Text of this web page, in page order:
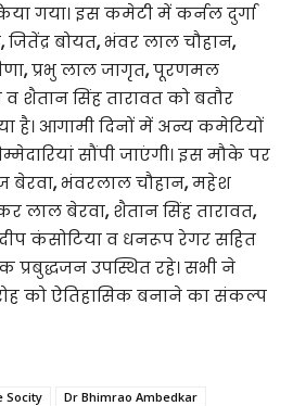
गया। इस कमेटी में कर्नल दुर्गा
,जितेंद्र बोयत,भंवर लाल चौहान,
,प्रभु लाल जागृत,पूरणमल
व शैतान सिंह तारावत को बतौर
है। आगामी दिनों में अन्य कमेटियों
सौंपी जाएंगी। इस मौके पर
बेरवा,भंवरलाल चौहान,महेश
लाल बेरवा,शैतान सिंह तारावत,
कंसोटिया व धनरूप रेगर सहित
उपस्थित रहे। सभी ने
को ऐतिहासिक बनाने का संकल्प
Socity
Dr Bhimrao Ambedkar